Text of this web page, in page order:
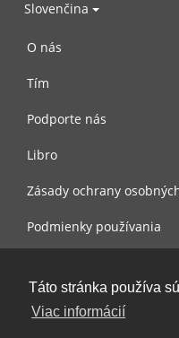
Táto stránka používa
Viac informácií
Slovenčina
O nás
Tím
Podporte nás
Libro
Zásady ochrany
Podmienky používania